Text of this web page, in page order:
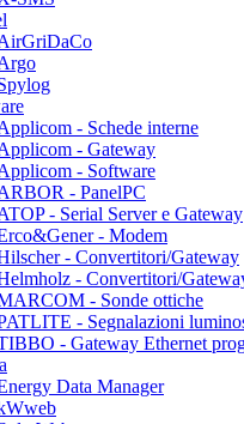
- Schede interne
- Gateway
- Software
- PanelPC
- Serial Server e Gateway
- Modem
- Convertitori/Gateway
- Convertitori/
- Sonde ottiche
- Segnalazioni
- Gateway Ethernet
Data Manager